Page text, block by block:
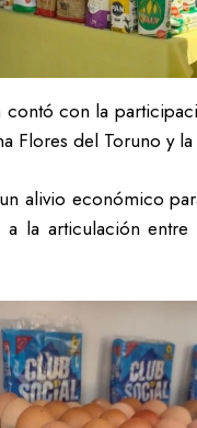
contó con la
Flores del Toruno y
alivio económico
a la articulación